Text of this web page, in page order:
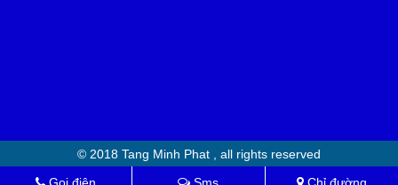
© 2018 Tang Minh Phat , all rights reserved